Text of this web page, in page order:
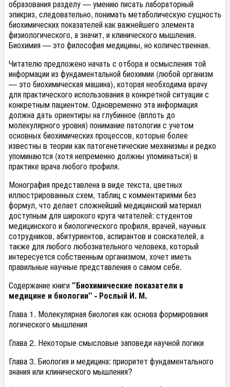
образования разделу — умению писать лабораторный
эпикриз, следовательно, понимать метаболическую сущность
биохимических показателей как важнейшего элемента
физиологического, а значит, и клинического мышления.
Биохимия — это философия медицины, но количественная.
Читателю предложено начать с отбора и осмысления той
информации из фундаментальной биохимии (любой организм
— это биохимическая машина), которая необходима врачу
для практического использования в конкретной ситуации с
конкретным пациентом. Одновременно эта информация
должна дать ориентиры на глубинное (вплоть до
молекулярного уровня) понимание патологии с учетом
основных биохимических процессов, которые более
известны в теории как патогенетические механизмы и редко
упоминаются (хотя непременно должны упоминаться) в
практике врача любого профиля.
Монография представлена в виде текста, цветных
иллюстрированных схем, таблиц с комментариями без
формул, что делает сложнейший медицинский материал
доступным для широкого круга читателей: студентов
медицинского и биологического профиля, врачей, научных
сотрудников, абитуриентов, аспирантов и соискателей, а
также для любого любознательного человека, который
интересуется собственным организмом, хочет иметь
правильные научные представления о самом себе.
Содержание книги"Биохимические показатели в
медицине и биологии" - Рослый И. М.
Глава 1. Молекулярная биология как основа формирования
логического мышления
Глава 2. Некоторые смысловые заповеди научной логики
Глава 3. Биология и медицина: приоритет фундаментального
знания или клинического мышления?